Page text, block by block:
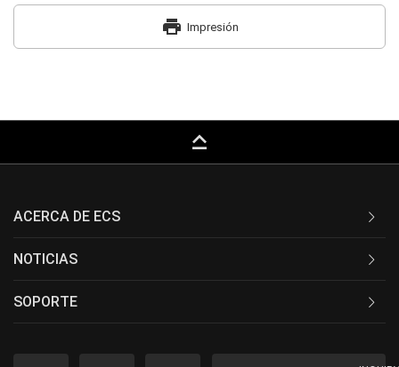
print Impresión
keyboard_capslock
ACERCA DE ECS
NOTICIAS
SOPORTE